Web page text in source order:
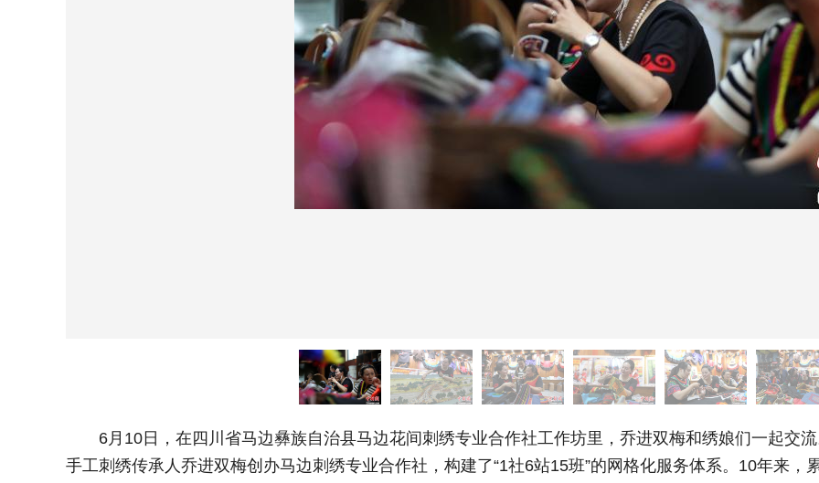
6月10日，在四川省马边彝族自治县马边花间刺绣专业合作社工作坊里，乔进双梅和绣娘们一起交
手工刺绣传承人乔进双梅创办马边刺绣专业合作社，构建了“1社6站15班”的网格化服务体系。10年来